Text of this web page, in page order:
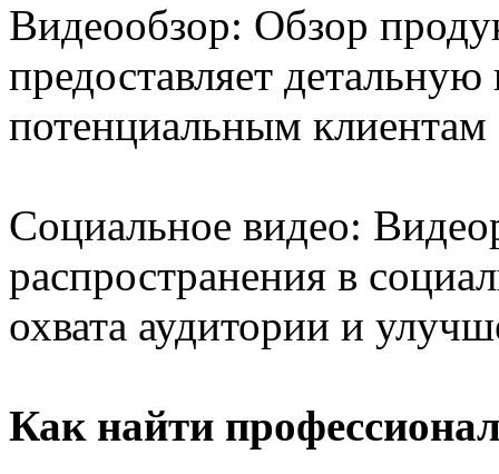
Видеообзор: Обзор
предоставляет
потенциальным
Социальное видео:
распространения в
охвата аудитории и
Как найти